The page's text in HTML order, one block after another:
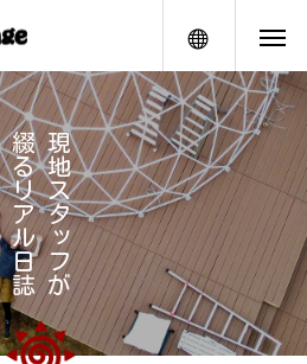
メニュー
現
地
ス
タ
ッ
フ
が
綴
る
リ
ア
ル
日
誌